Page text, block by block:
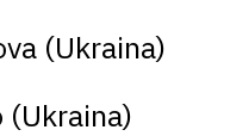
(Ukraina)